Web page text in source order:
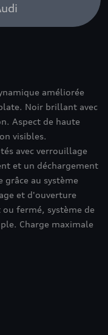
améliorée
Noir brillant avec
Aspect de haute
visibles.
avec verrouillage
et un déchargement
au système
et d'ouverture
fermé, système de
Charge maximale